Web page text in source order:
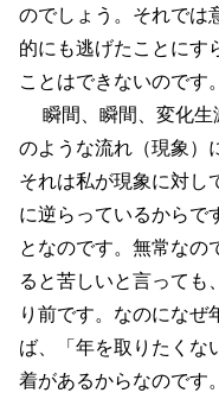
のでしょう。それでは
的にも逃げたことにす
ことはできないのです
瞬間、瞬間、変化生
のような流れ（現象）
それは私が現象に対し
に逆らっているからで
となのです。無常なの
ると苦しいと言っても
り前です。なのになぜ
ば、「年を取りたくな
着があるからなのです